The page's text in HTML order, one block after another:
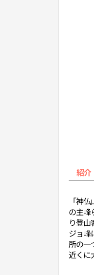
紹介
「神
の主峰
り登
ジョ峰
所の一
近くに